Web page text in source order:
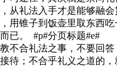
从礼法入手才是能够融
用锥子到饭壶里取东西
已。 #p#分页标题#e#
合礼法之事，不要回答
待；不合乎礼义之道的